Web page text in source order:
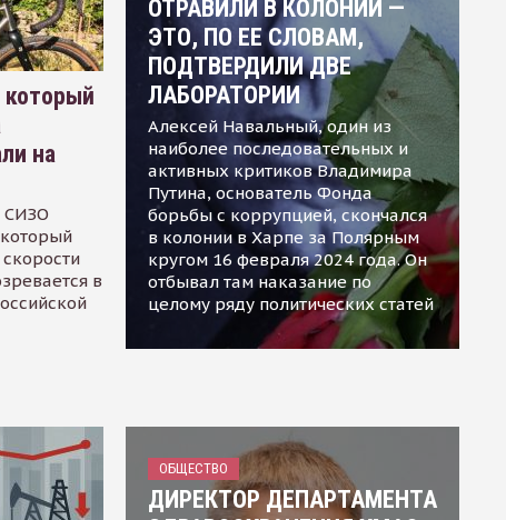
на
СИЗО
в
ОТРАВИЛИ В КОЛОНИИ —
ЭТО, ПО ЕЕ СЛОВАМ,
ПОДТВЕРДИЛИ ДВЕ
ЛАБОРАТОРИИ
Алексей Навальный, один из
наиболее последовательных и
активных критиков Владимира
Путина, основатель Фонда
борьбы с коррупцией, скончался
в колонии в Харпе за Полярным
кругом 16 февраля 2024 года. Он
отбывал там наказание по
целому ряду политических статей
ОБЩЕСТВО
ДИРЕКТОР ДЕПАРТАМЕНТА